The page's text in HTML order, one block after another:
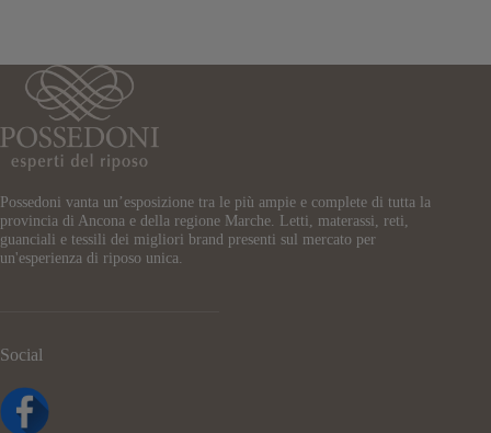
Possedoni vanta un’esposizione tra le più ampie e complete di tutta la
provincia di Ancona e della regione Marche. Letti, materassi, reti,
guanciali e tessili dei migliori brand presenti sul mercato per
un'esperienza di riposo unica.
Social